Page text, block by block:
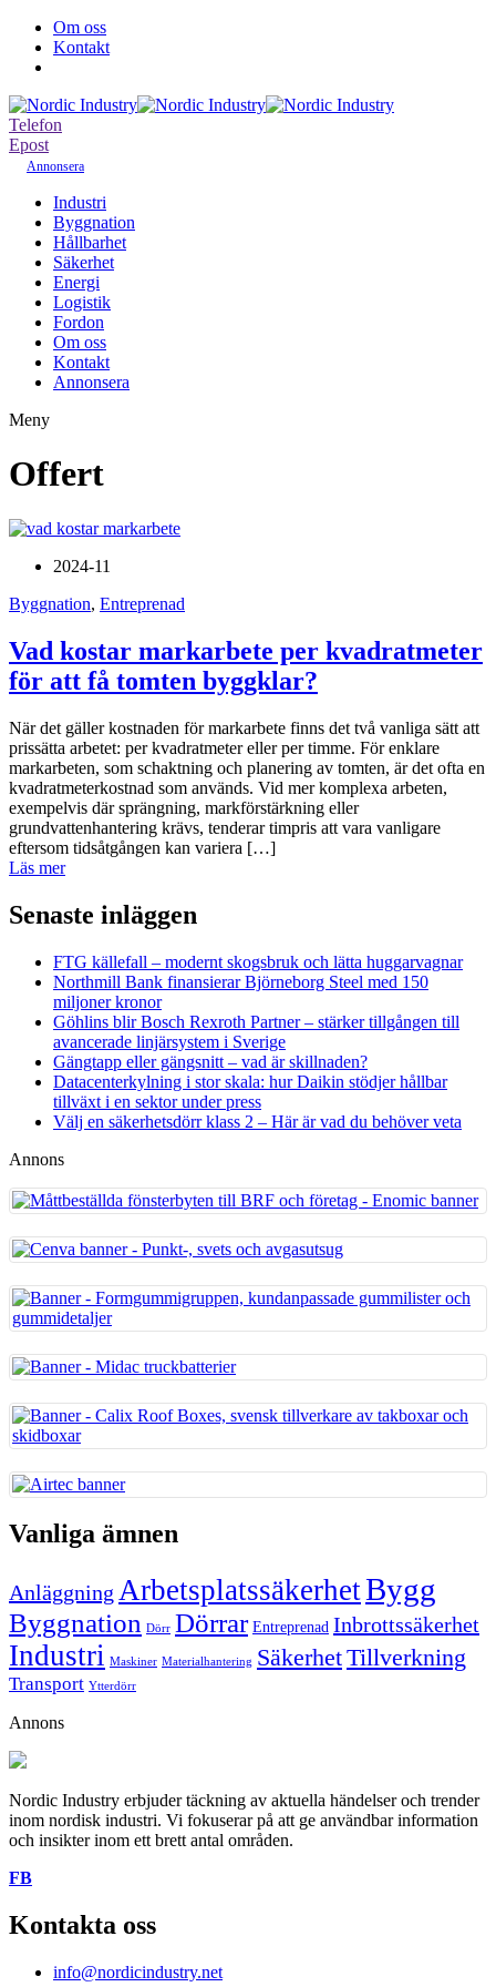
Om oss
Kontakt
Telefon
Epost
Annonsera
Industri
Byggnation
Hållbarhet
Säkerhet
Energi
Logistik
Fordon
Om oss
Kontakt
Annonsera
Meny
Offert
2024-11
Byggnation, Entreprenad
Vad kostar markarbete per kvadratmeter
för att få tomten byggklar?
När det gäller kostnaden för markarbete finns det två vanliga sätt att
prissätta arbetet: per kvadratmeter eller per timme. För enklare
markarbeten, som schaktning och planering av tomten, är det ofta en
kvadratmeterkostnad som används. Vid mer komplexa arbeten,
exempelvis där sprängning, markförstärkning eller
grundvattenhantering krävs, tenderar timpris att vara vanligare
eftersom tidsåtgången kan variera […]
Läs mer
Senaste inläggen
FTG källefall – modernt skogsbruk och lätta huggarvagnar
Northmill Bank finansierar Björneborg Steel med 150
miljoner kronor
Göhlins blir Bosch Rexroth Partner – stärker tillgången till
avancerade linjärsystem i Sverige
Gängtapp eller gängsnitt – vad är skillnaden?
Datacenterkylning i stor skala: hur Daikin stödjer hållbar
tillväxt i en sektor under press
Välj en säkerhetsdörr klass 2 – Här är vad du behöver veta
Annons
Vanliga ämnen
Anläggning ArbetsplatssäkerhetBygg
Byggnation Dörr Dörrar Entreprenad Inbrottssäkerhet
Industri Maskiner Materialhantering SäkerhetTillverkning
Transport Ytterdörr
Annons
Nordic Industry erbjuder täckning av aktuella händelser och trender
inom nordisk industri. Vi fokuserar på att ge användbar information
och insikter inom ett brett antal områden.
FB
Kontakta oss
info@nordicindustry.net